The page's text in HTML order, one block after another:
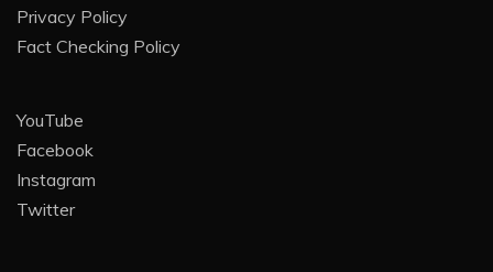
Privacy Policy
Fact Checking Policy
YouTube
Facebook
Instagram
Twitter